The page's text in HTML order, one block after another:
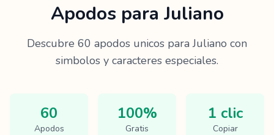
Apodos para Juliano
Descubre 60 apodos unicos paraJuliano con
simbolos y caracteres especiales.
60
Apodos
100%
Gratis
1 clic
Copiar